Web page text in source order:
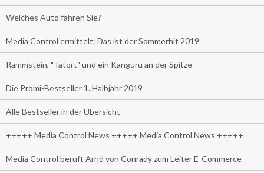
Welches Auto fahren Sie?
Media Control ermittelt: Das ist der Sommerhit 2019
Rammstein, "Tatort" und ein Känguru an der Spitze
Die Promi-Bestseller 1. Halbjahr 2019
Alle Bestseller in der Übersicht
+++++ Media Control News +++++ Media Control News +++++
Media Control beruft Arnd von Conrady zum Leiter E-Commerce